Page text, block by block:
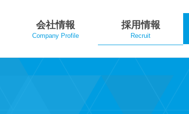
会社情報
Company Profile
採用情報
Recruit